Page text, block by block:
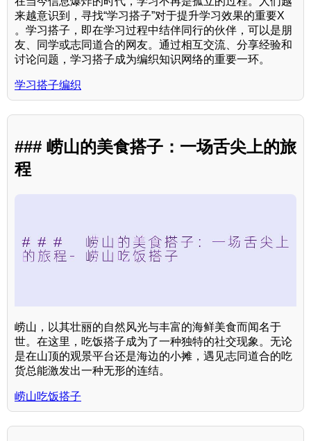
来越意识到，寻找“学习搭子”对于提升学习效果的重要X
。学习搭子，即在学习过程中结伴同行的伙伴，可以是朋
友、同学或志同道合的网友。通过相互交流、分享经验和
讨论问题，学习搭子成为编织知识网络的重要一环。
学习搭子编织
### 崂山的美食搭子：一场舌尖上的旅
程
崂山，以其壮丽的自然风光与丰富的海鲜美食而闻名于
世。在这里，吃饭搭子成为了一种独特的社交现象。无论
是在山顶的观景平台还是海边的小摊，遇见志同道合的吃
货总能激发出一种无形的连结。
崂山吃饭搭子